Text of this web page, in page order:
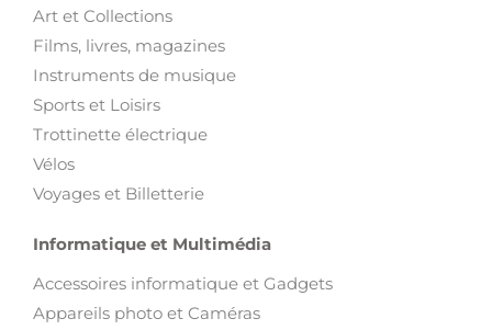
Art et Collections
Films, livres, magazines
Instruments de musique
Sports et Loisirs
Trottinette électrique
Vélos
Voyages et Billetterie
Informatique et Multimédia
Accessoires informatique et Gadgets
Appareils photo et Caméras